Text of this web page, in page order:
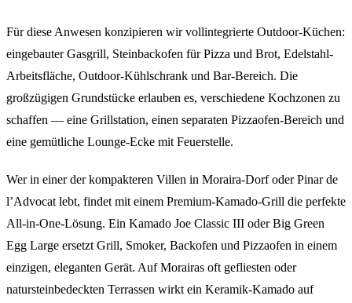
Für diese Anwesen konzipieren wir vollintegrierte Outdoor-Küchen:
eingebauter Gasgrill, Steinbackofen für Pizza und Brot, Edelstahl-
Arbeitsfläche, Outdoor-Kühlschrank und Bar-Bereich. Die
großzügigen Grundstücke erlauben es, verschiedene Kochzonen zu
schaffen — eine Grillstation, einen separaten Pizzaofen-Bereich und
eine gemütliche Lounge-Ecke mit Feuerstelle.
Wer in einer der kompakteren Villen in Moraira-Dorf oder Pinar de
l’Advocat lebt, findet mit einem Premium-Kamado-Grill die perfekte
All-in-One-Lösung. Ein Kamado Joe Classic III oder Big Green
Egg Large ersetzt Grill, Smoker, Backofen und Pizzaofen in einem
einzigen, eleganten Gerät. Auf Morairas oft gefliesten oder
natursteinbedeckten Terrassen wirkt ein Keramik-Kamado auf